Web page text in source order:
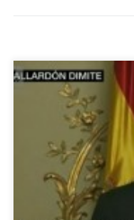
El Ministro de
martes después
anunciara que la
Ministro ha
ha dejado clara su